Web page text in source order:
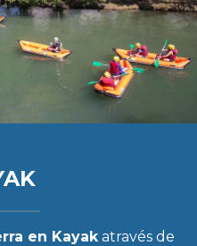
en Kayakatravés de